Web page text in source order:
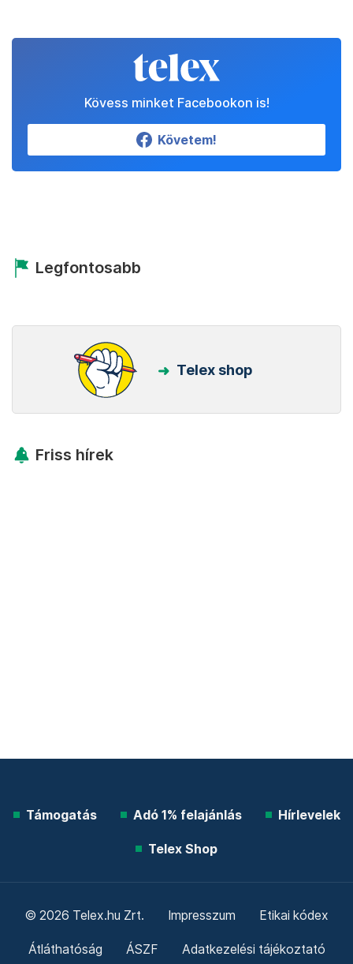
Kövess minket Facebookon is!
Követem!
Legfontosabb
Telex shop
Friss hírek
Támogatás Adó 1% felajánlás Hírlevelek
Telex Shop
© 2026 Telex.hu Zrt. Impresszum Etikai kódex
Átláthatóság ÁSZF Adatkezelési tájékoztató